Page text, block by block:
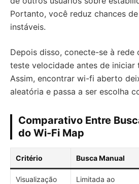
Portanto, você reduz chances
instáveis.
Depois disso, conecte-se à rede
teste velocidade antes de iniciar
Assim, encontrar wi-fi aberto
aleatória e passa a ser escolha
Comparativo Entre
do Wi-Fi Map
Critério Busca Manual
Visualização
Limitada ao